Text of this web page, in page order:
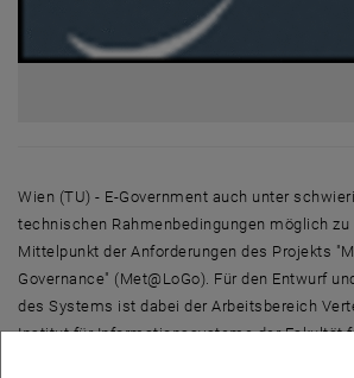
Wien (TU) - E-Government auch unter
technischen Rahmenbedingungen möglich
Mittelpunkt der Anforderungen des Projekts
Governance" (Met@LoGo). Für den Entwurf
des Systems ist dabei der Arbeitsbereich
Institut für Informationssysteme der Fakultät